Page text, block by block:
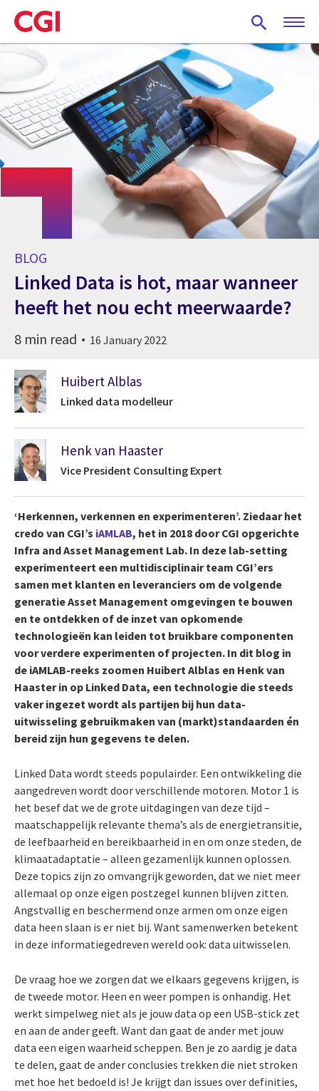
Skip
to
main
content
BLOG
Linked Data is hot, maar wanneer
heeft het nou echt meerwaarde?
8 min read 16 January 2022
Huibert Alblas
Linked data modelleur
Henk van Haaster
Vice President Consulting Expert
‘Herkennen, verkennen en experimenteren’. Ziedaar het
credo van CGI’s iAMLAB, het in 2018 door CGI opgerichte
Infra and Asset Management Lab. In deze lab-setting
experimenteert een multidisciplinair team CGI’ers
samen met klanten en leveranciers om de volgende
generatie Asset Management omgevingen te bouwen
en te ontdekken of de inzet van opkomende
technologieën kan leiden tot bruikbare componenten
voor verdere experimenten of projecten. In dit blog in
de iAMLAB-reeks zoomen Huibert Alblas en Henk van
Haaster in op Linked Data, een technologie die steeds
vaker ingezet wordt als partijen bij hun data-
uitwisseling gebruikmaken van (markt)standaarden én
bereid zijn hun gegevens te delen.
Linked Data wordt steeds populairder. Een ontwikkeling die
aangedreven wordt door verschillende motoren. Motor 1 is
het besef dat we de grote uitdagingen van deze tijd –
maatschappelijk relevante thema’s als de energietransitie,
de leefbaarheid en bereikbaarheid in en om onze steden, de
klimaatadaptatie – alleen gezamenlijk kunnen oplossen.
Deze topics zijn zo omvangrijk geworden, dat we niet meer
allemaal op onze eigen postzegel kunnen blijven zitten.
Angstvallig en beschermend onze armen om onze eigen
data heen slaan is er niet bij. Want samenwerken betekent
in deze informatiegedreven wereld ook: data uitwisselen.
De vraag hoe we zorgen dat we elkaars gegevens krijgen, is
de tweede motor. Heen en weer pompen is onhandig. Het
werkt simpelweg niet als je jouw data op een USB-stick zet
en aan de ander geeft. Want dan gaat de ander met jouw
data een eigen waarheid scheppen. Ben je zo aardig je data
te delen, gaat de ander conclusies trekken die niet stroken
met hoe het bedoeld is! Je krijgt dan issues over definities,